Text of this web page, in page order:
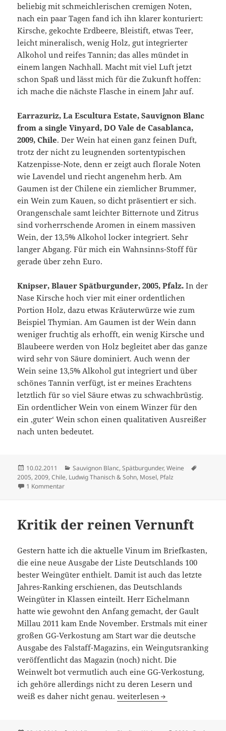
beliebig mit schmeichlerischen cremigen Noten,
nach ein paar Tagen fand ich ihn klarer konturiert:
Kirsche, gekochte Erdbeere, Bleistift, etwas Teer,
leicht mineralisch, wenig Holz, gut integrierter
Alkohol und reifes Tannin; das alles mündet in
einem langen Nachhall. Macht mit viel Luft jetzt
schon Spaß und lässt mich für die Zukunft hoffen:
ich mache die nächste Flasche in einem Jahr auf.
Earrazuriz, La Escultura Estate, Sauvignon Blanc
from a single Vinyard, DO Vale de Casablanca,
2009, Chile. Der Wein hat einen ganz feinen Duft,
trotz der nicht zu leugnenden sortentypischen
Katzenpisse-Note, denn er zeigt auch florale Noten
wie Lavendel und riecht angenehm herb. Am
Gaumen ist der Chilene ein ziemlicher Brummer,
ein Wein zum Kauen, so dicht präsentiert er sich.
Orangenschale samt leichter Bitternote und Zitrus
sind vorherrschende Aromen in einem massiven
Wein, der 13,5% Alkohol locker integriert. Sehr
langer Abgang. Für mich ein Wahnsinns-Stoff für
gerade über zehn Euro.
Knipser, Blauer Spätburgunder, 2005, Pfalz. In der
Nase Kirsche hoch vier mit einer ordentlichen
Portion Holz, dazu etwas Kräuterwürze wie zum
Beispiel Thymian. Am Gaumen ist der Wein dann
weniger fruchtig als erhofft, ein wenig Kirsche und
Blaubeere werden von Holz begleitet aber das ganze
wird sehr von Säure dominiert. Auch wenn der
Wein seine 13,5% Alkohol gut integriert und über
schönes Tannin verfügt, ist er meines Erachtens
letztlich für so viel Säure etwas zu schwachbrüstig.
Ein ordentlicher Wein von einem Winzer für den
ein ‚guter‘ Wein schon einen qualitativen Ausreißer
nach unten bedeutet.
Veröffentlicht
am
10.02.2011 Kategorien
Sauvignon Blanc,Spätburgunder,Weine
2005,2009,Chile, Ludwig Thanisch & Sohn, Mosel, Pfalz
1 Kommentarzu Simple Genüsse (2)
Kritik der reinen Vernunft
Gestern hatte ich die aktuelle Vinum im Briefkasten,
die eine neue Ausgabe der Liste Deutschlands 100
bester Weingüter enthielt. Damit ist auch das letzte
Jahres-Ranking erschienen, das Deutschlands
Weingüter in Klassen einteilt. Herr Eichelmann
hatte wie gewohnt den Anfang gemacht, der Gault
Millau 2011 kam Ende November. Erstmals mit einer
großen GG-Verkostung am Start war die deutsche
Ausgabe des Falstaff-Magazins, ein Weingutsranking
veröffentlicht das Magazin (noch) nicht. Die
Weinwelt bot vermutlich auch eine GG-Verkostung,
ich gehöre allerdings nicht zu deren Lesern und
weiß es daher nicht genau.Kritik der reinen Vernunft
weiterlesen